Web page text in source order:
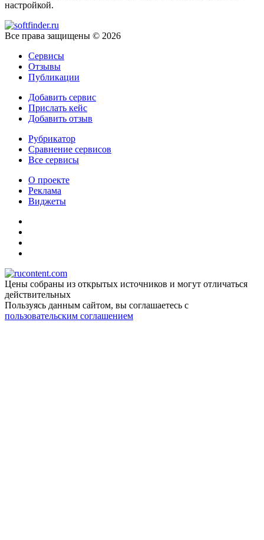
настройкой.
Все права защищены © 2026
Сервисы
Отзывы
Публикации
Добавить сервис
Прислать кейс
Добавить отзыв
Рубрикатор
Сравнение сервисов
Все сервисы
О проекте
Реклама
Виджеты
Цены собраны из открытых источников и могут отличаться
действительных
Пользуясь данным сайтом, вы соглашаетесь c
пользовательским соглашением